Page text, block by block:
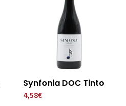
Synfonia DOC Tinto
4,58€